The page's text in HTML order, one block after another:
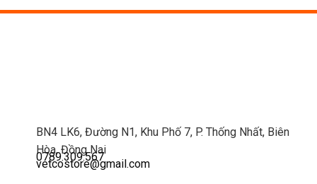
BN4 LK6, Đường N1, Khu Phố 7, P. Thống Nhất, Biên
Hòa, Đồng Nai
0789.309.567
vetcostore@gmail.com